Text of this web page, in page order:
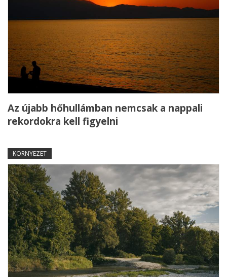
Az újabb hőhullámban nemcsak a nappali
rekordokra kell figyelni
KÖRNYEZET